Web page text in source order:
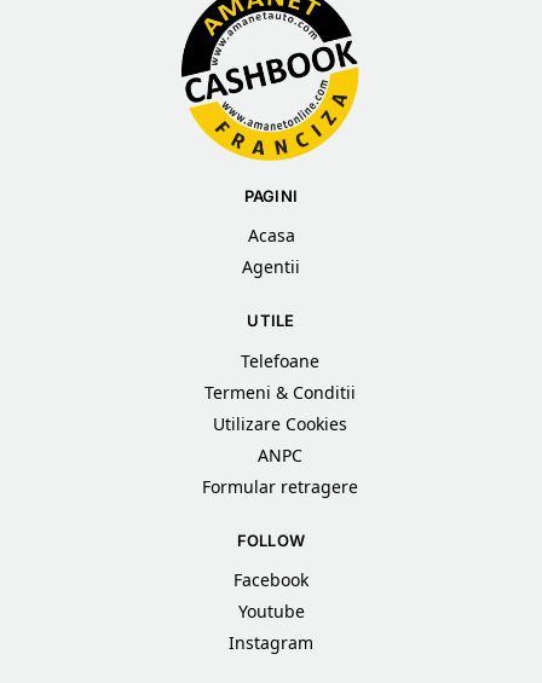
PAGINI
Acasa
Agentii
UTILE
Telefoane
Termeni & Conditii
Utilizare Cookies
ANPC
Formular retragere
FOLLOW
Facebook
Youtube
Instagram